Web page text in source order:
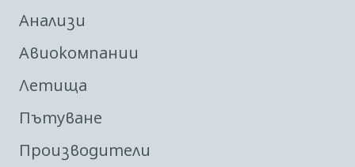
Анализи
Авиокомпании
Летища
Пътуване
Производители